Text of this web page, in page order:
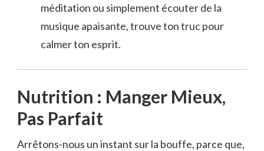
méditation ou simplement écouter de la
musique apaisante, trouve ton truc pour
calmer ton esprit.
Nutrition : Manger Mieux,
Pas Parfait
Arrêtons-nous un instant sur la bouffe, parce que,